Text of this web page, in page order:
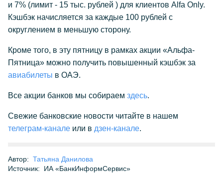
и 7% (лимит - 15 тыс. рублей ) для клиентов Alfa Only.
Кэшбэк начисляется за каждые 100 рублей с
округлением в меньшую сторону.
Кроме того, в эту пятницу в рамках акции «Альфа-
Пятница» можно получить повышенный кэшбэк за
авиабилеты в ОАЭ.
Все акции банков мы собираем здесь.
Свежие банковские новости читайте в нашем
телеграм-канале или в дзен-канале.
Автор: Татьяна Данилова
Источник:
ИА «БанкИнформСервис»